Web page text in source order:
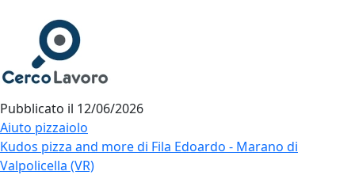
Pubblicato il 12/06/2026
Aiuto pizzaiolo
Kudos pizza and more di Fila Edoardo - Marano di
Valpolicella (VR)